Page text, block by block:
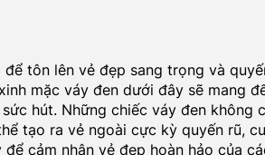
tôn lên vẻ đẹp sang trọng và
mặc váy đen dưới đây sẽ mang
hút. Những chiếc váy đen không
tạo ra vẻ ngoài cực kỳ quyến rũ,
cảm nhận vẻ đẹp hoàn hảo của